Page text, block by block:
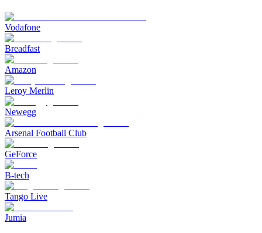
Vodafone
Breadfast
Amazon
Leroy Merlin
Newegg
Arsenal Football Club
GeForce
B-tech
Tango Live
Jumia